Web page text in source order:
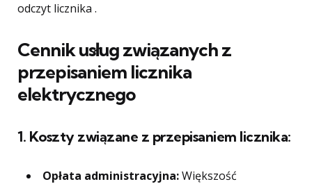
odczyt licznika .
Cennik usług związanych z
przepisaniem licznika
elektrycznego
1. Koszty związane z przepisaniem licznika:
Opłata administracyjna:Większość